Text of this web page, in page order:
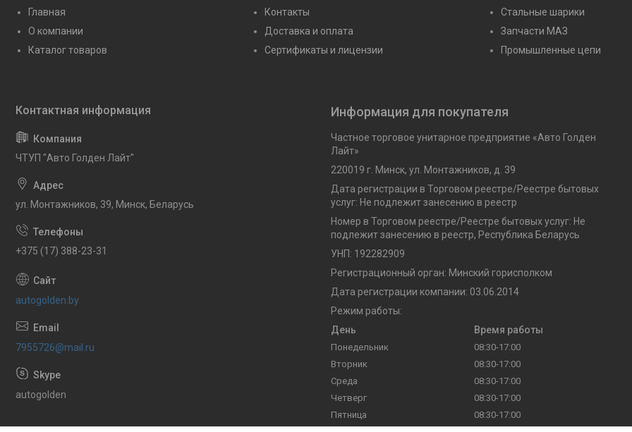
Главная
О компании
Каталог товаров
Контакты
Доставка и оплата
Сертификаты и лицензии
Стальные шарики
Запчасти МАЗ
Промышленные цепи
ЧТУП "Авто Голден Лайт"
ул. Монтажников, 39, Минск, Беларусь
+375 (17) 388-23-31
autogolden.by
7955726@mail.ru
autogolden
Информация для покупателя
Частное торговое унитарное предприятие «Авто Голден
Лайт»
220019 г. Минск, ул. Монтажников, д. 39
Дата регистрации в Торговом реестре/Реестре бытовых
услуг: Не подлежит занесению в реестр
Номер в Торговом реестре/Реестре бытовых услуг: Не
подлежит занесению в реестр, Республика Беларусь
УНП: 192282909
Регистрационный орган: Минский горисполком
Дата регистрации компании: 03.06.2014
Режим работы:
День
Время работы
Понедельник
08:30-17:00
Вторник
08:30-17:00
Среда
08:30-17:00
Четверг
08:30-17:00
Пятница
08:30-17:00